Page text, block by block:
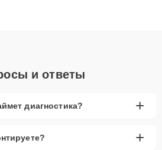
и ответы
диагностика? +
+